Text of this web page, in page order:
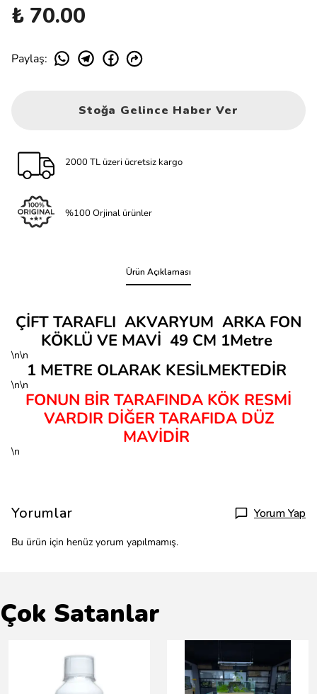
₺ 70.00
Paylaş:
Stoğa Gelince Haber Ver
2000 TL üzeri ücretsiz kargo
%100 Orjinal ürünler
Ürün Açıklaması
ÇİFT TARAFLI AKVARYUM ARKA FON
KÖKLÜ VE MAVİ 49 CM 1Metre
\n\n
1 METRE OLARAK KESİLMEKTEDİR
\n\n
FONUN BİR TARAFINDA KÖK RESMİ
VARDIR DİĞER TARAFIDA DÜZ
MAVİDİR
\n
Yorumlar Yorum Yap
Bu ürün için henüz yorum yapılmamış.
Çok Satanlar